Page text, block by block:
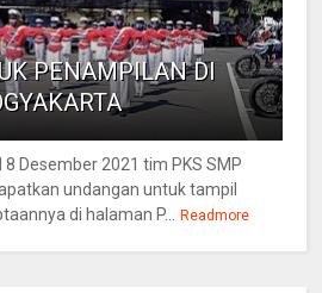
PENAMPILAN DI
Desember 2021 tim PKS SMP
undangan untuk tampil
di halaman P... Readmore